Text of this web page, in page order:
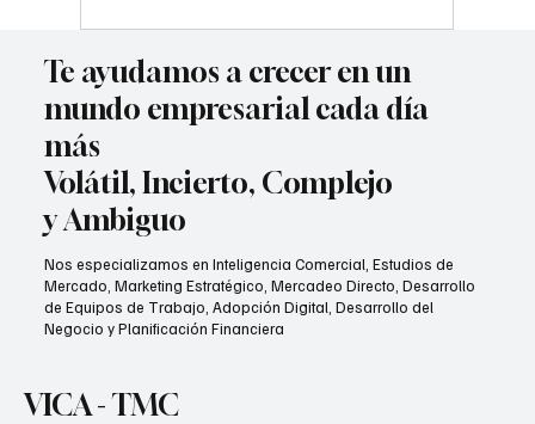
Te ayudamos a crecer en un
mundo empresarial cada día
más
Volátil, Incierto, Complejo
y Ambiguo
Nos especializamos en Inteligencia Comercial, Estudios de
Mercado, Marketing Estratégico, Mercadeo Directo, Desarrollo
de Equipos de Trabajo, Adopción Digital, Desarrollo del
Negocio y Planificación Financiera
VICA - TMC